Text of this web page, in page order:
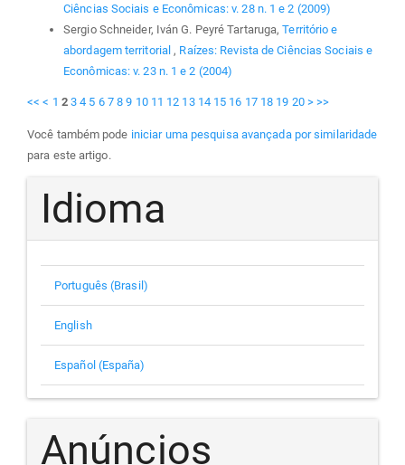
Ciências Sociais e Econômicas: v. 28 n. 1 e 2 (2009)
Sergio Schneider, Iván G. Peyré Tartaruga,Território e
abordagem territorial , Raízes: Revista de Ciências Sociais e
Econômicas: v. 23 n. 1 e 2 (2004)
<< < 1 2 3 4 5 6 7 8 9 10 11 12 13 14 15 16 17 18 19 20 > >>
Você também pode iniciar uma pesquisa avançada por similaridade
para este artigo.
Idioma
Português (Brasil)
English
Español (España)
Anúncios